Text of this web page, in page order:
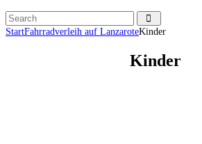
StartFahrradverleih auf LanzaroteKinder
Kinder